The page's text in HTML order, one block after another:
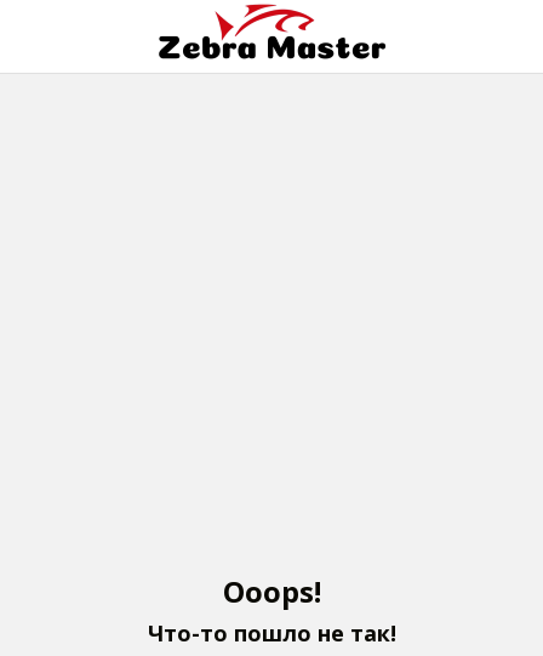
Ooops!
Что-то пошло не так!